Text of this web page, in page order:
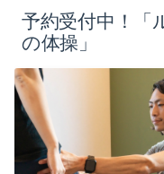
予約受付中！「
の体操」